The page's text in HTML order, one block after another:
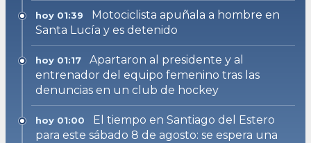
hoy 01:39
Motociclista apuñala a hombre en
Santa Lucía y es detenido
hoy 01:17
Apartaron al presidente y al
entrenador del equipo femenino tras las
denuncias en un club de hockey
hoy 01:00
El tiempo en Santiago del Estero
para este sábado 8 de agosto: se espera una